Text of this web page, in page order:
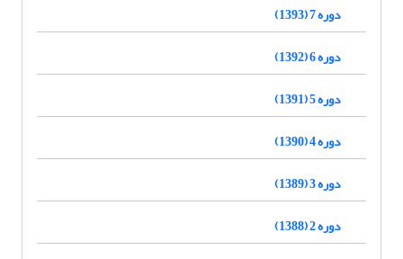
دوره 7 (1393)
دوره 6 (1392)
دوره 5 (1391)
دوره 4 (1390)
دوره 3 (1389)
دوره 2 (1388)